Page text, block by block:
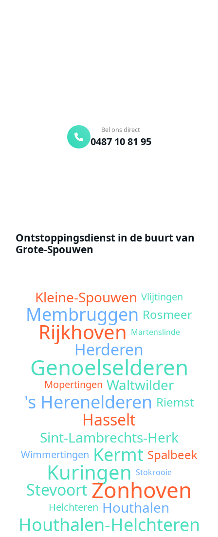
Bel ons direct
0487 10 81 95
Ontstoppingsdienst in de buurt van
Grote-Spouwen
Kleine-Spouwen Vlijtingen
Membruggen Rosmeer
Rijkhoven Martenslinde
Herderen
Genoelselderen
Mopertingen Waltwilder
's Herenelderen Riemst
Hasselt
Sint-Lambrechts-Herk
Wimmertingen Kermt Spalbeek
Kuringen Stokrooie
Stevoort Zonhoven
Helchteren Houthalen
Houthalen-Helchteren